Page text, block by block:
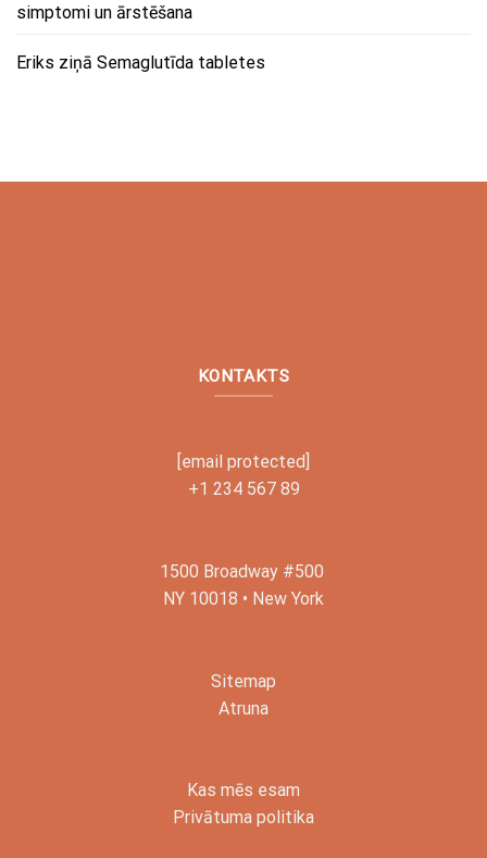
simptomi un ārstēšana
Eriks ziņā Semaglutīda tabletes
KONTAKTS
[email protected]
+1 234 567 89
1500 Broadway #500
NY 10018 • New York
Sitemap
Atruna
Kas mēs esam
Privātuma politika